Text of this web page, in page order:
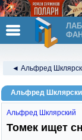
◄ Альфред
Альфред
Альфред Шклярский
Томек ищет